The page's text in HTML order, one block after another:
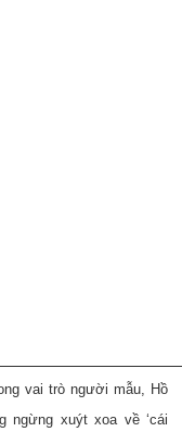
vai trò người mẫu, Hồ
ngừng xuýt xoa về ‘cái